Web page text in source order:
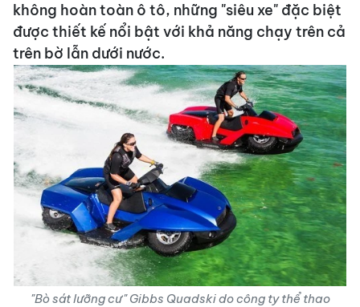
không hoàn toàn ô tô, những "siêu xe" đặc biệt
được thiết kế nổi bật với khả năng chạy trên cả
trên bờ lẫn dưới nước.
"Bò sát lưỡng cư" Gibbs Quadski do công ty thể thao